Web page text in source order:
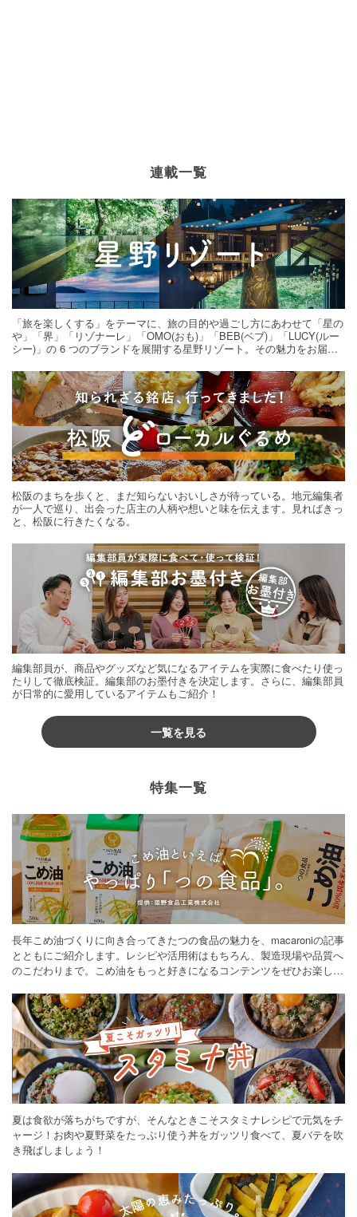
連載一覧
「旅を楽しくする」をテーマに、旅の目的や過ごし方にあわせて「星の
や」「界」「リゾナーレ」「OMO(おも)」「BEB(ベブ)」「LUCY(ルー
シー)」の 6 つのブランドを展開する星野リゾート。その魅力をお届け
松阪のまちを歩くと、まだ知らないおいしさが待っている。地元編集者
が一人で巡り、出会った店主の人柄や想いと味を伝えます。見ればきっ
と、松阪に行きたくなる。
編集部員が、商品やグッズなど気になるアイテムを実際に食べたり使っ
たりして徹底検証。編集部のお墨付きを決定します。さらに、編集部員
が日常的に愛用しているアイテムもご紹介！
一覧を見る
特集一覧
長年こめ油づくりに向き合ってきたつの食品の魅力を、macaroniの記事
とともにご紹介します。レシピや活用術はもちろん、製造現場や品質へ
のこだわりまで。こめ油をもっと好きになるコンテンツをぜひお楽しみ
夏は食欲が落ちがちですが、そんなときこそスタミナレシピで元気をチ
ャージ！お肉や夏野菜をたっぷり使う丼をガッツリ食べて、夏バテを吹
き飛ばしましょう！